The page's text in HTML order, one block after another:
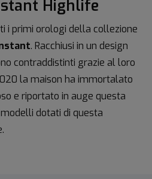
Highlife
i primi orologi della collezione
. Racchiusi in un design
contraddistinti grazie al loro
la maison ha immortalato
e riportato in auge questa
dotati di questa